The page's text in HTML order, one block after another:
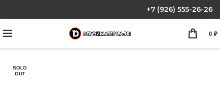
+7 (926) 555-26-26
0 ₽
SOLD
OUT